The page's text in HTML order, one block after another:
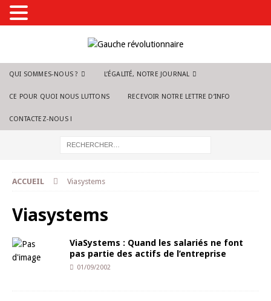
QUI SOMMES-NOUS ? L’ÉGALITÉ, NOTRE JOURNAL
CE POUR QUOI NOUS LUTTONS RECEVOIR NOTRE LETTRE D’INFO
CONTACTEZ-NOUS !
ACCUEIL Viasystems
Viasystems
ViaSystems : Quand les salariés ne font
pas partie des actifs de l’entreprise
01/09/2002